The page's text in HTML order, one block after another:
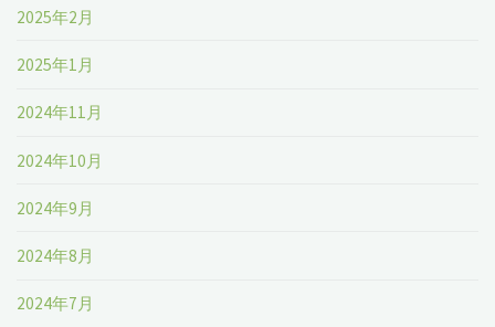
2025年2月
2025年1月
2024年11月
2024年10月
2024年9月
2024年8月
2024年7月